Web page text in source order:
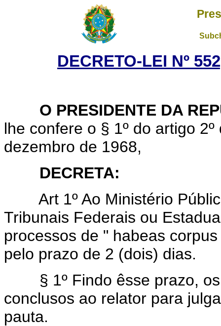
DECRETO-LEI Nº
O PRESIDENTE DA
lhe confere o § 1º do artigo
dezembro de 1968,
DECRETA:
Art 1º Ao Ministério
Tribunais Federais ou
processos de " habeas
pelo prazo de 2 (dois) dias.
§ 1º Findo êsse prazo, os
conclusos ao relator para
pauta.